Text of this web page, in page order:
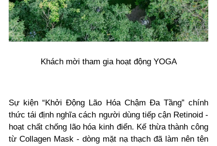
Khách mời tham gia hoạt động YOGA
Sự kiện “Khởi Động Lão Hóa Chậm Đa Tầng” chính
thức tái định nghĩa cách người dùng tiếp cận Retinoid -
hoạt chất chống lão hóa kinh điển. Kế thừa thành công
từ Collagen Mask - dòng mặt nạ thạch đã làm nên tên